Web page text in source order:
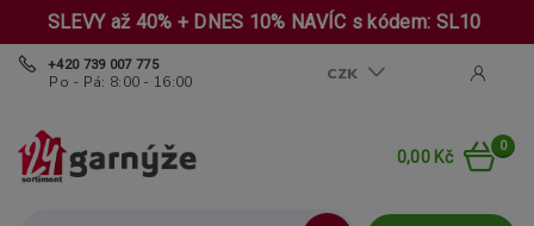
SLEVY až 40% + DNES 10% NAVÍC s kódem: SL10
CZK
+420 739 007 775
Po - Pá: 8:00 - 16:00
0
0,00 Kč